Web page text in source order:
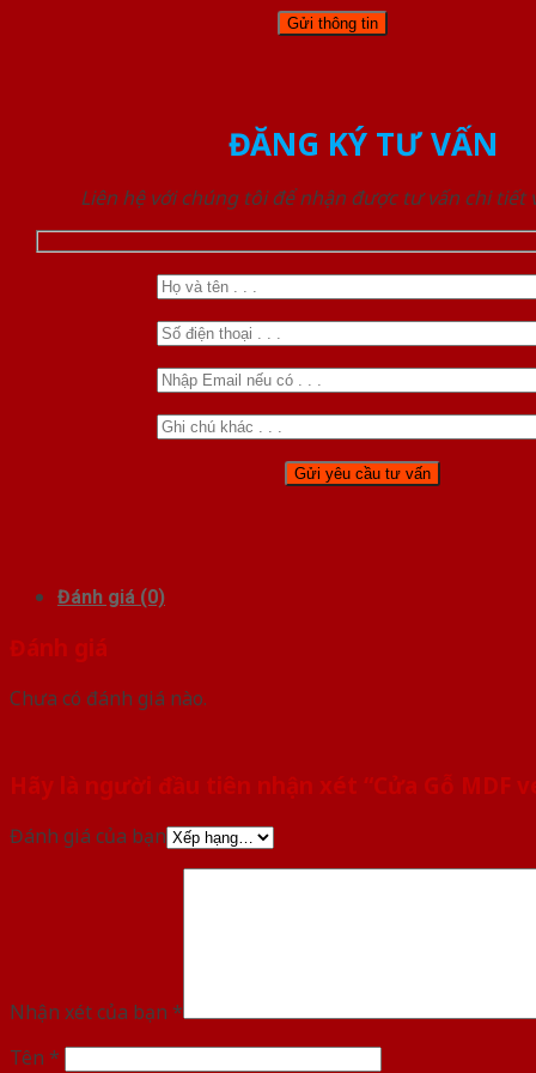
ĐĂNG KÝ TƯ VẤN
Liên hệ với chúng tôi để nhận được tư vấn chi tiết
Đánh giá (0)
Đánh giá
Chưa có đánh giá nào.
Hãy là người đầu tiên nhận xét “Cửa Gỗ MDF
Đánh giá của bạn
Nhận xét của bạn *
Tên *